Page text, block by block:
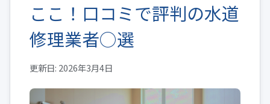
ここ！口コミで評判の水道
修理業者○選
更新日: 2026年3月4日